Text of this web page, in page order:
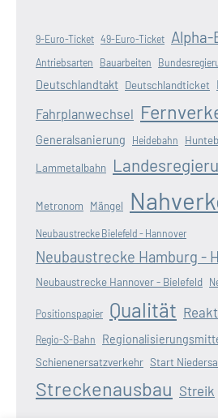
9-Euro-Ticket 49-Euro-Ticket Alpha-
Antriebsarten Bauarbeiten
Deutschlandtakt Deutschlandticket
Fahrplanwechsel
Generalsanierung Heidebahn
Lammetalbahn
Metronom Mängel
Neubaustrecke Bielefeld - Hannover
Neubaustrecke Hamburg -
Neubaustrecke Hannover - Bielefeld
Positionspapier Qualität
Regio-S-Bahn
Schienenersatzverkehr Start
Streckenausbau Streik